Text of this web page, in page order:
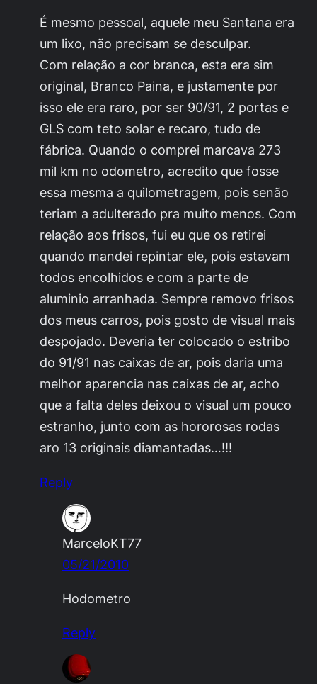
É mesmo pessoal, aquele meu Santana era
um lixo, não precisam se desculpar.
Com relação a cor branca, esta era sim
original, Branco Paina, e justamente por
isso ele era raro, por ser 90/91, 2 portas e
GLS com teto solar e recaro, tudo de
fábrica. Quando o comprei marcava 273
mil km no odometro, acredito que fosse
essa mesma a quilometragem, pois senão
teriam a adulterado pra muito menos. Com
relação aos frisos, fui eu que os retirei
quando mandei repintar ele, pois estavam
todos encolhidos e com a parte de
aluminio arranhada. Sempre removo frisos
dos meus carros, pois gosto de visual mais
despojado. Deveria ter colocado o estribo
do 91/91 nas caixas de ar, pois daria uma
melhor aparencia nas caixas de ar, acho
que a falta deles deixou o visual um pouco
estranho, junto com as hororosas rodas
aro 13 originais diamantadas…!!!
Reply
MarceloKT77
05/21/2010
Hodometro
Reply